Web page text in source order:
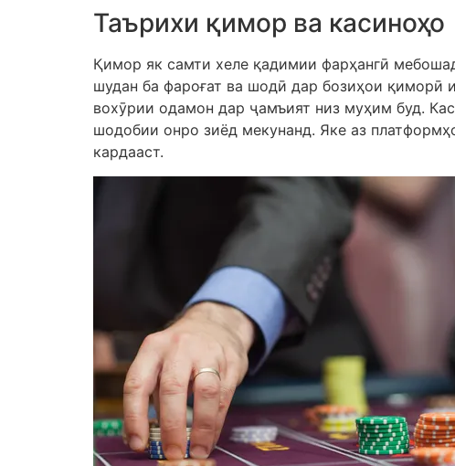
Таърихи қимор ва касиноҳо
Қимор як самти хеле қадимии фарҳангӣ
шудан ба фароғат ва шодӣ дар бозиҳои қиморӣ
вохӯрии одамон дар ҷамъият низ муҳим буд.
шодобии онро зиёд мекунанд. Яке аз
кардааст.